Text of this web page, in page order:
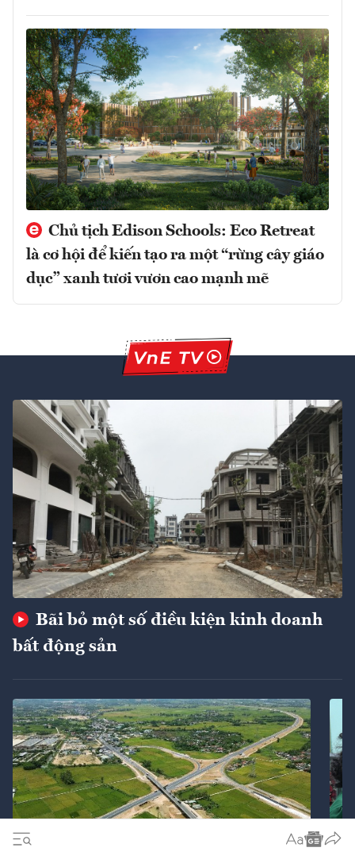
Chủ tịch Edison Schools: Eco Retreat
là cơ hội để kiến tạo ra một “rừng cây giáo
dục” xanh tươi vươn cao mạnh mẽ
Bãi bỏ một số điều kiện kinh doanh
bất động sản